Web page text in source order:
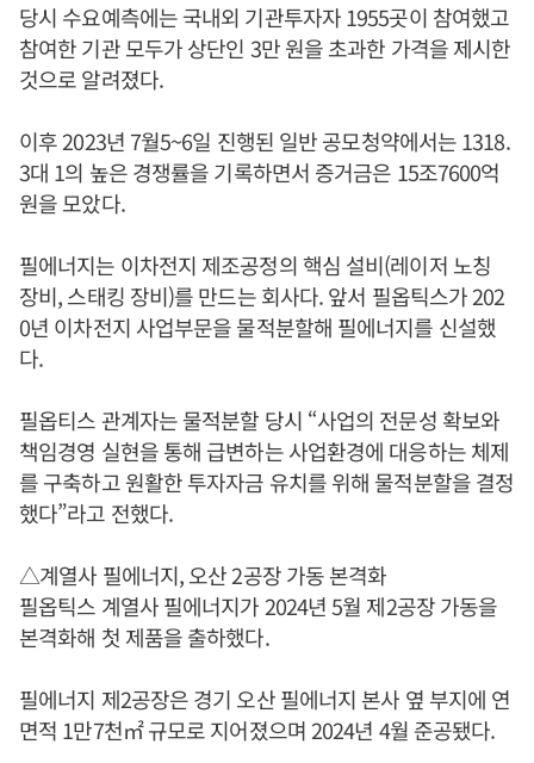
당시 수요예측에는 국내외 기관투자자 1955곳이 참여했고
참여한 기관 모두가 상단인 3만 원을 초과한 가격을 제시한
것으로 알려졌다.
이후 2023년 7월5~6일 진행된 일반 공모청약에서는 1318.
3대 1의 높은 경쟁률을 기록하면서 증거금은 15조7600억
원을 모았다.
필에너지는 이차전지 제조공정의 핵심 설비(레이저 노칭
장비, 스태킹 장비)를 만드는 회사다. 앞서 필옵틱스가 202
0년 이차전지 사업부문을 물적분할해 필에너지를 신설했
다.
필옵티스 관계자는 물적분할 당시 “사업의 전문성 확보와
책임경영 실현을 통해 급변하는 사업환경에 대응하는 체제
를 구축하고 원활한 투자자금 유치를 위해 물적분할을 결정
했다”라고 전했다.
△계열사 필에너지, 오산 2공장 가동 본격화
필옵틱스 계열사 필에너지가 2024년 5월 제2공장 가동을
본격화해 첫 제품을 출하했다.
필에너지 제2공장은 경기 오산 필에너지 본사 옆 부지에 연
면적 1만7천㎡ 규모로 지어졌으며 2024년 4월 준공됐다.